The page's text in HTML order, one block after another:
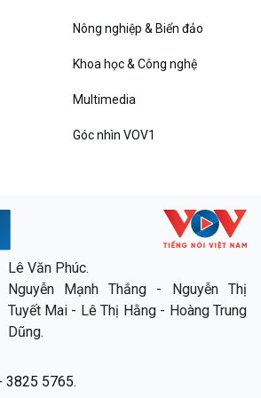
biệt
Nông nghiệp & Biển đảo
Khoa học & Công nghệ
Multimedia
Góc nhìn VOV1
Lê Văn Phúc.
Nguyễn Mạnh Thắng - Nguyễn Thị
Tuyết Mai - Lê Thị Hằng - Hoàng Trung
Dũng.
3825 5765.